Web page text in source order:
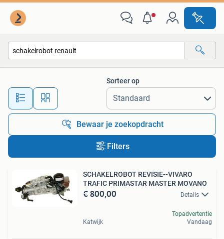
Alle afstanden…
Sorteer op
Bewaar je zoekopdracht
Filters
SCHAKELROBOT REVISIE--VIVARO
TRAFIC PRIMASTAR MASTER MOVANO
€ 800,00 Details
Katwijk
Topadvertentie
Vandaag